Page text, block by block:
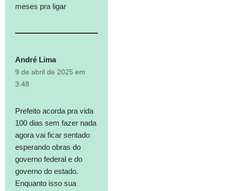
meses pra ligar
André Lima
9 de abril de 2025 em
3:48
Prefeito acorda pra vida
100 dias sem fazer nada
agora vai ficar sentado
esperando obras do
governo federal e do
governo do estado.
Enquanto isso sua